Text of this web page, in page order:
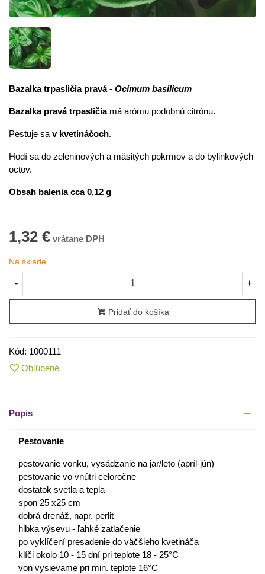
Bazalka trpasličia pravá - Ocimum basilicum
Bazalka pravá trpasličiamá arómu podobnú citrónu.
Pestuje sa v kvetináčoch.
Hodí sa do zeleninových a mäsitých pokrmov a do bylinkových
octov.
Obsah balenia cca 0,12 g
1,32 €
Na sklade
- +
Pridať do košíka
Kód: 1000111
Obľúbené
Popis
Pestovanie
pestovanie vonku, vysádzanie na jar/leto (apríl-jún)
pestovanie vo vnútri celoročne
dostatok svetla a tepla
spon 25 x25 cm
dobrá drenáž, napr. perlit
hĺbka výsevu - ľahké zatlačenie
po vyklíčení presadenie do väčšieho kvetináča
klíči okolo 10 - 15 dní pri teplote 18 - 25°C
von vysievame pri min. teplote 16°C